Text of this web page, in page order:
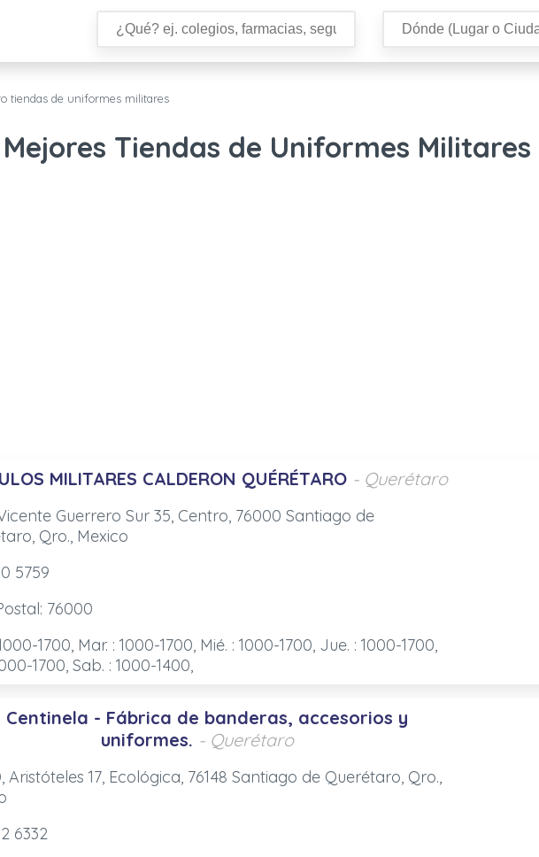
tiendas de uniformes militares
Mejores Tiendas de Uniformes
MILITARES CALDERON QUÉRÉTARO - Querétaro
Guerrero Sur 35, Centro, 76000 Santiago de
Qro., Mexico
5759
76000
1700, Mar. : 1000-1700, Mié. : 1000-1700, Jue. : 1000-1700,
1700, Sab. : 1000-1400,
Centinela - Fábrica de banderas, accesorios y
uniformes. - Querétaro
Aristóteles 17, Ecológica, 76148 Santiago de Querétaro, Qro.,
6332